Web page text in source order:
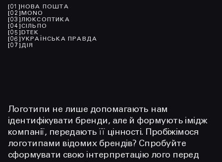
[01 ] НОВА ПОШТА
[02 ] MONO
[03 ]ЛЮКCОПТИКА
[04 ]СІЛЬПО
[05 ] DТЕК
[06 ]УКРАЇНСЬКА ПРАВДА
[07 ]ДІЯ
Логотипи не лише допомагають нам
ідентифікувати бренди, але й формують імідж
компанії, передають її цінності. Пробіжімося
логотипами відомих брендів? Спробуйте
сформувати свою інтерпретацію лого перед